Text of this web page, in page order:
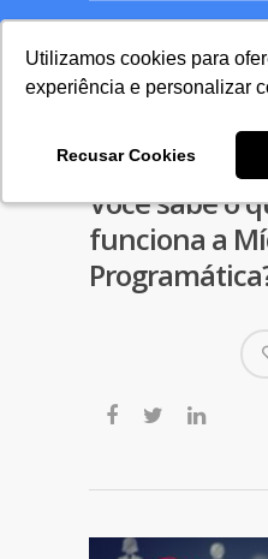
Utilizamos cookies para
experiência e personalizar
Recusar Cookies
Utilizamos cookies para
experiência e personalizar
Recusar Cookies
Você sabe o
funciona a